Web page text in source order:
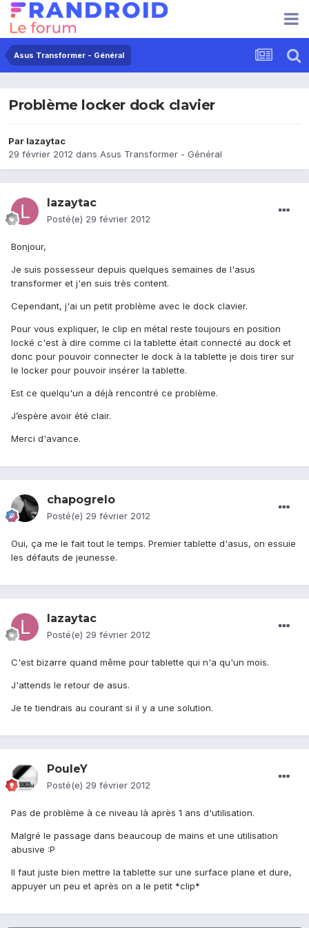
Asus Transformer - Général
Problème locker dock clavier
Par lazaytac
29 février 2012 dans Asus Transformer - Général
lazaytac
Posté(e) 29 février 2012
Bonjour,
Je suis possesseur depuis quelques semaines de l'asus
transformer et j'en suis très content.
Cependant, j'ai un petit problème avec le dock clavier.
Pour vous expliquer, le clip en métal reste toujours en position
locké c'est à dire comme ci la tablette était connecté au dock et
donc pour pouvoir connecter le dock à la tablette je dois tirer sur
le locker pour pouvoir insérer la tablette.
Est ce quelqu'un a déjà rencontré ce problème.
J’espère avoir été clair.
Merci d'avance.
chapogrelo
Posté(e) 29 février 2012
Oui, ça me le fait tout le temps. Premier tablette d'asus, on essuie
les défauts de jeunesse.
lazaytac
Posté(e) 29 février 2012
C'est bizarre quand même pour tablette qui n'a qu'un mois.
J'attends le retour de asus.
Je te tiendrais au courant si il y a une solution.
PouleY
Posté(e) 29 février 2012
Pas de problème à ce niveau là après 1 ans d'utilisation.
Malgré le passage dans beaucoup de mains et une utilisation
abusive :P
Il faut juste bien mettre la tablette sur une surface plane et dure,
appuyer un peu et après on a le petit *clip*